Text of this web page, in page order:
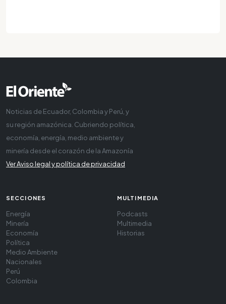
Noticias de Ecuador, Colombia y Perú, y
su región amazónica. Cubriendo política,
economía, energía, medio ambiente y
minería desde el corazón de la Amazonía
Ver Aviso legal y política de privacidad
SECCIONES
Energía
Minería
Economía
Política
Medio Ambiente
Nacionales
Perú
Colombia
MULTIMEDIA
Podcasts
Multimedia
Historias